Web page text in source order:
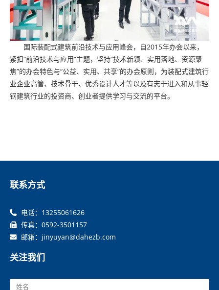
国际装配式建筑前沿技术与应用峰会，自2015年办会以来，
紧扣“前沿技术与应用”主题，坚持“技术新颖、实用落地、资源聚
焦”的办会特色与“公益、实用、共享”的办会原则，为装配式建筑行
业企业高管、技术骨干、优秀设计人才等以及有志于进入和从事轻
钢建筑行业的投资商、创业者提供学习与交流的平台。
联系方式
电话：13255061626
传真：0592-3501157
邮箱：jinyuyan@dahezb.com
关注我们